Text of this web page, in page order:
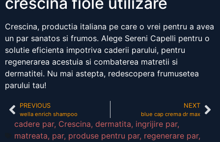
Crescina, productia italiana pe care o vrei pentru a avea
un par sanatos si frumos. Alege Sereni Capelli pentru o
solutie eficienta impotriva caderii parului, pentru
regenerarea acestuia si combaterea matretii si
dermatitei. Nu mai astepta, redescopera frumusetea
parului tau!
PREVIOUS
wella enrich shampoo
NEXT
blue cap crema dr max
cadere par, Crescina, dermatita, ingrijire par,
matreata, par, produse pentru par, regenerare par,